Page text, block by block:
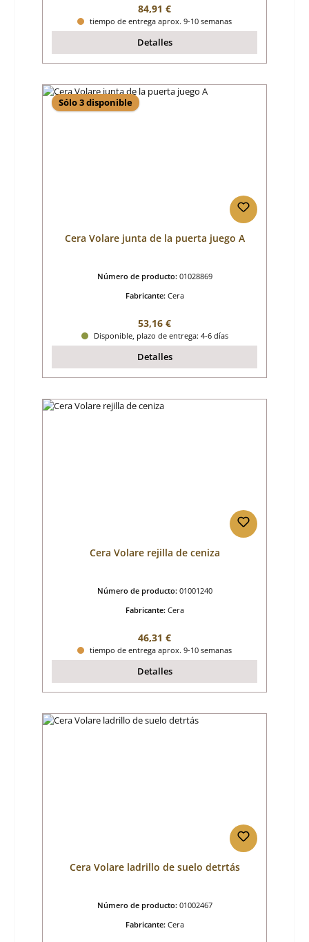
Precio normal:
84,91 €
tiempo de entrega aprox. 9-10 semanas
Detalles
Sólo 3 disponible
Cera Volare junta de la puerta juego A
Número de producto: 01028869
Fabricante: Cera
Precio normal:
53,16 €
Disponible, plazo de entrega: 4-6 días
Detalles
Cera Volare rejilla de ceniza
Número de producto: 01001240
Fabricante: Cera
Precio normal:
46,31 €
tiempo de entrega aprox. 9-10 semanas
Detalles
Cera Volare ladrillo de suelo detrtás
Número de producto: 01002467
Fabricante: Cera